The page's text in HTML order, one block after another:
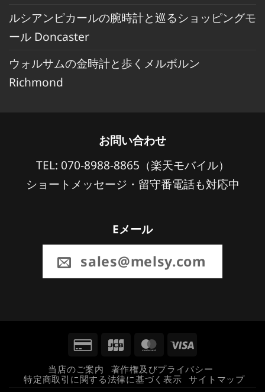
ルシアンピカールの腕時計と巡るショッピングモ
ール Doncaster
ウォルサムの金時計と歩くメルボルン
Richmond
お問い合わせ
TEL: 070-8988-8865（楽天モバイル）
ショートメッセージ・留守番電話も対応中
Eメール
sales@melsy.com
Credit
Card
2
JCB MasterCard
Visa
当店のご案内
著作権及びプライバシー
特定商取引に関する法律に基づく表示
サイトマップ